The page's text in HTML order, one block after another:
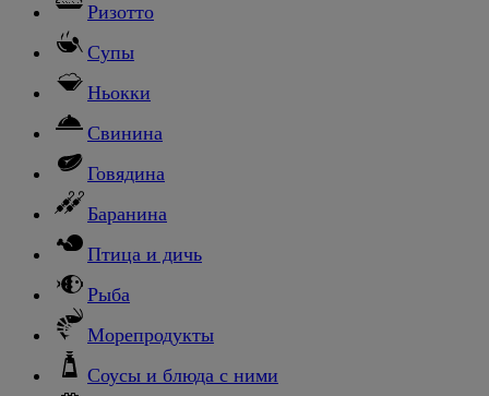
Ризотто
Супы
Ньокки
Свинина
Говядина
Баранина
Птица и дичь
Рыба
Морепродукты
Соусы и блюда с ними